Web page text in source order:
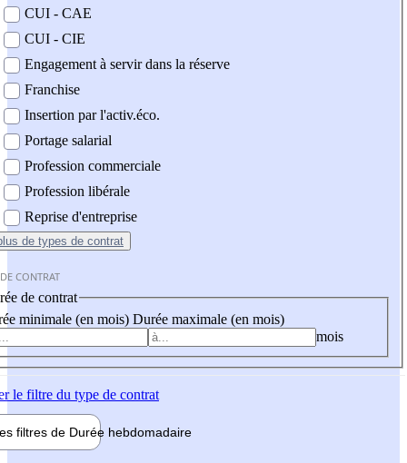
CUI - CAE
CUI - CIE
Engagement à servir dans la réserve
Franchise
Insertion par l'activ.éco.
Portage salarial
Profession commerciale
Profession libérale
Reprise d'entreprise
de types de contrat
CONTRAT
de contrat
minimale (en mois) Durée maximale (en mois)
mois
le filtre du type de contrat
filtres de Durée hebdomadaire